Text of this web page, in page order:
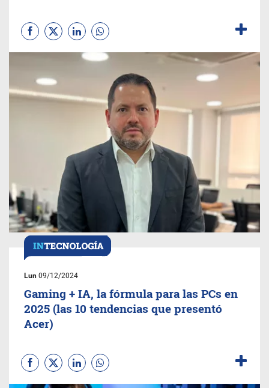
Lun 09/12/2024
Gaming + IA, la fórmula para las PCs en
2025 (las 10 tendencias que presentó
Acer)